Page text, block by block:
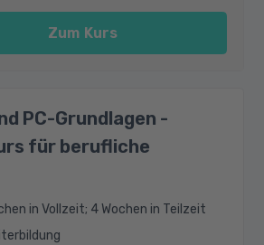
Zum Kurs
PC-Grundlagen -
für berufliche
in Vollzeit; 4 Wochen in Teilzeit